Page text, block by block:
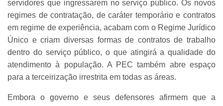
servidores que ingressarem no serviço público. Os novos
regimes de contratação, de caráter temporário e contratos
em regime de experiência, acabam com o Regime Jurídico
Único e criam diversas formas de contratos de trabalho
dentro do serviço público, o que atingirá a qualidade do
atendimento à população. A PEC também abre espaço
para a terceirização irrestrita em todas as áreas.
Embora o governo e seus defensores afirmem que a